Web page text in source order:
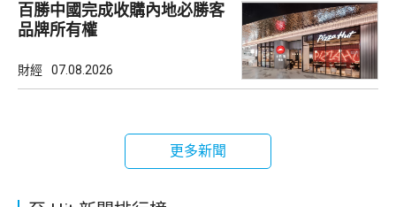
百勝中國完成收購內地必勝客
品牌所有權
財經 07.08.2026
更多新聞